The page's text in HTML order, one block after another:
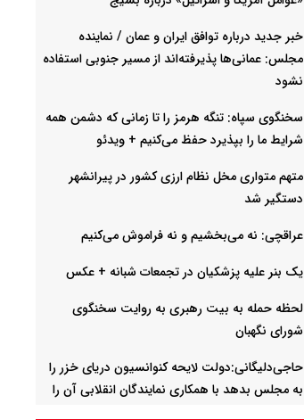
خبر جدید درباره توافق ایران و عمان / نماینده
مجلس: عمانی‌ها پذیرفته‌اند از مسیر جنوبی استفاده
نشود
سخنگوی سپاه: تنگه هرمز را تا زمانی که دشمن همه
شرایط ما را بپذیرد حفظ می‌کنیم + ویدئو
متهم متواری مخل نظام ارزی کشور در پیرانشهر
دستگیر شد
عراقچی: نه می‌بخشیم و نه فراموش می‌کنیم
یک بنر علیه پزشکیان در تجمعات شبانه +‌ عکس
لحظه حمله به بیت رهبری به روایت سخنگوی
شورای نگهبان
حاجی‌دلیگانی:دولت لایحه کنوانسیون دریای خزر را
به مجلس بدهد با همکاری نمایندگان انقلابی آن را